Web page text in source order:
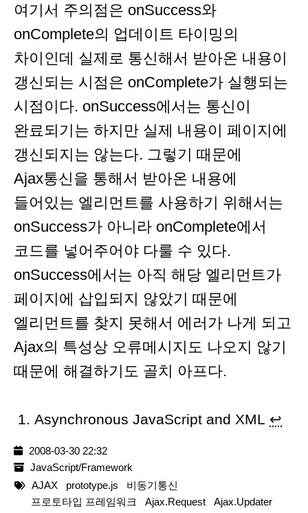
여기서 주의점은 onSuccess와
onComplete의 업데이트 타이밍의
차이인데 실제로 통신해서 받아온 내용이
갱신되는 시점은 onComplete가 실행되는
시점이다. onSuccess에서는 통신이
완료되기는 하지만 실제 내용이 페이지에
갱신되지는 않는다. 그렇기 때문에
Ajax통신을 통해서 받아온 내용에
들어있는 엘리먼트를 사용하기 위해서는
onSuccess가 아니라 onComplete에서
코드를 넣어주어야 다룰 수 있다.
onSuccess에서는 아직 해당 엘리먼트가
페이지에 삽입되지 않았기 때문에
엘리먼트를 찾지 못해서 에러가 나게 되고
Ajax의 특성상 오류메시지도 나오지 않기
때문에 해결하기도 골치 아프다.
Asynchronous JavaScript and XML ↩︎
2008-03-30 22:32
JavaScript/Framework
AJAX
prototype.js
비동기통신
프로토타입 프레임워크
Ajax.Request
Ajax.Updater